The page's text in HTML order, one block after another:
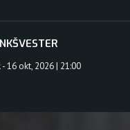
16 okt, 2026 | 21:00